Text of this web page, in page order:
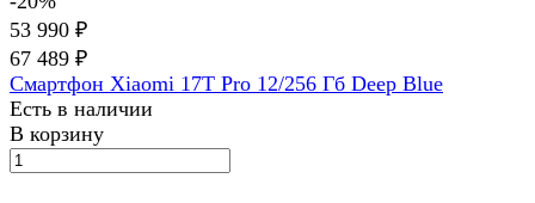
53 990 ₽
67 489 ₽
Смартфон Xiaomi 17T Pro 12/256 Гб Deep Blue
Есть в наличии
В корзину